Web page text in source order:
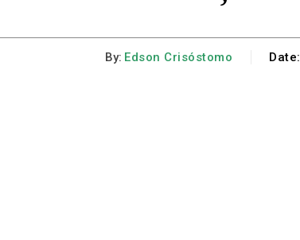
By: Edson Crisóstomo Date: